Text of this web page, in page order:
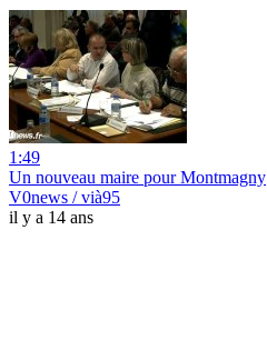
1:49
Un nouveau maire pour Montmagny
V0news / vià95
il y a 14 ans